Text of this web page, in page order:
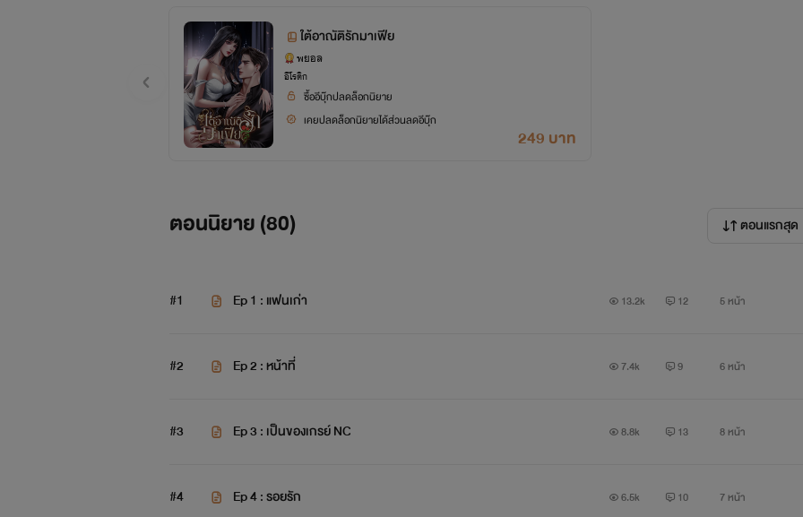
ใต้อาณัติรักมาเฟีย
พยอล
อีโรติก
ซื้ออีบุ๊กปลดล็อกนิยาย
เคยปลดล็อกนิยายได้ส่วนลดอีบุ๊ก
249 บาท
ตอนนิยาย (80) ตอนแรกสุด
#1 Ep 1 : แฟนเก่า 13.2k 12 5 หน้า
#2 Ep 2 : หน้าที่ 7.4k 9 6 หน้า
#3 Ep 3 : เป็นของเกรย์ NC 8.8k 13 8 หน้า
#4 Ep 4 : รอยรัก 6.5k 10 7 หน้า